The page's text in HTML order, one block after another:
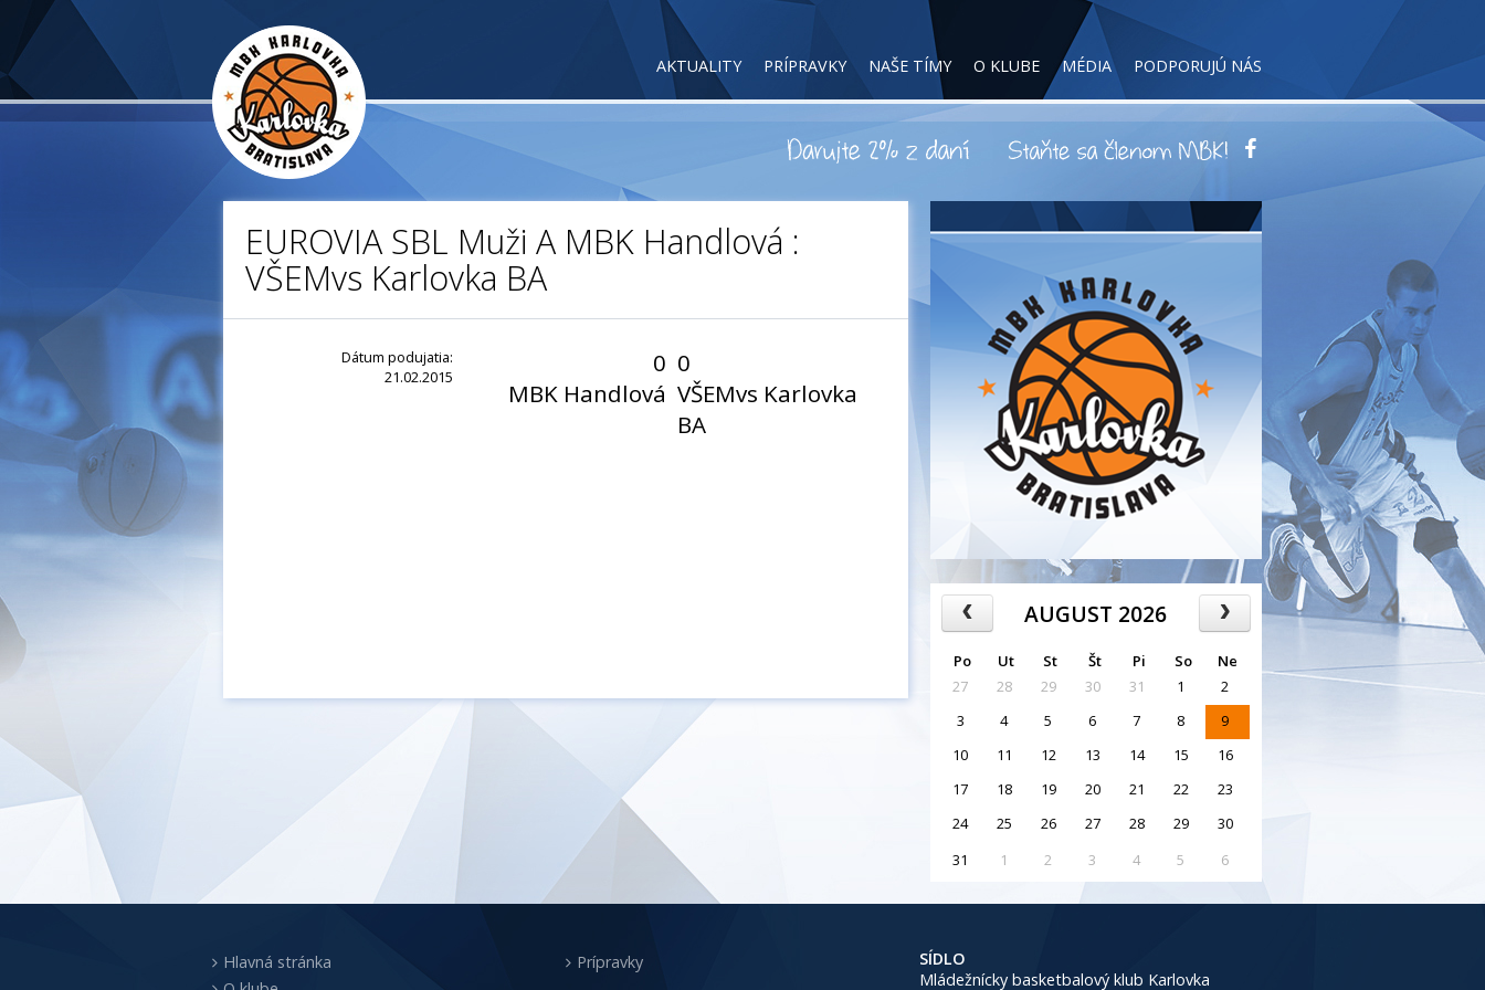
AKTUALITY PRÍPRAVKY NAŠE TÍMY O KLUBE MÉDIA PODPORUJÚ NÁS
EUROVIA SBL Muži A MBK Handlová :
VŠEMvs Karlovka BA
Dátum podujatia:
21.02.2015
0
MBK Handlová
0
VŠEMvs Karlovka
BA
AUGUST 2026
Po Ut St Št Pi So
Ne
27
28 29 30 31 1
2
3
4 5 6 7 8
9
10
11 12 13 14 15
16
17
18 19 20 21 22
23
24
25 26 27 28 29
30
31
1 2 3 4 5 6
Hlavná stránka
Prípravky
SÍDLO
Mládežnícky basketbalový klub Karlovka